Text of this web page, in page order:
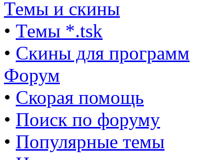
Темы и скины
• Темы *.tsk
• Скины для программ
Форум
• Скорая помощь
• Поиск по форуму
• Популярные темы